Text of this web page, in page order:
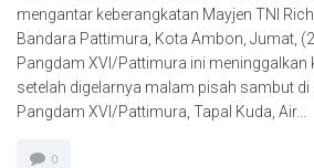
mengantar keberangkatan Mayjen TNI
Bandara Pattimura, Kota Ambon, Jumat,
Pangdam XVI/Pattimura ini meninggalkan
setelah digelarnya malam pisah sambut di
Pangdam XVI/Pattimura, Tapal Kuda, Air...
0